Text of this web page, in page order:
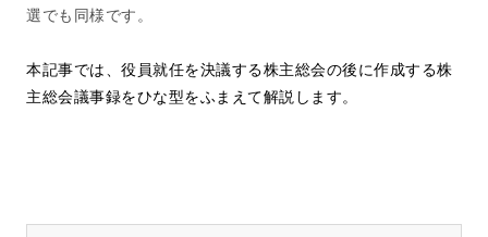
選でも同様です。
本記事では、役員就任を決議する株主総会の後に作成する株
主総会議事録をひな型をふまえて解説します。